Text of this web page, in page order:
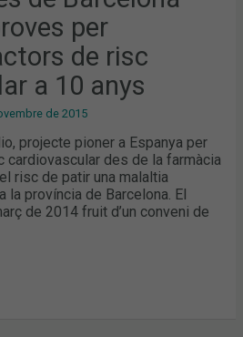
per
de risc
a 10 anys
de 2015
projecte pioner a Espanya per
des de la farmàcia
risc de patir una malaltia
la província de Barcelona. El
de 2014 fruit d’un conveni de